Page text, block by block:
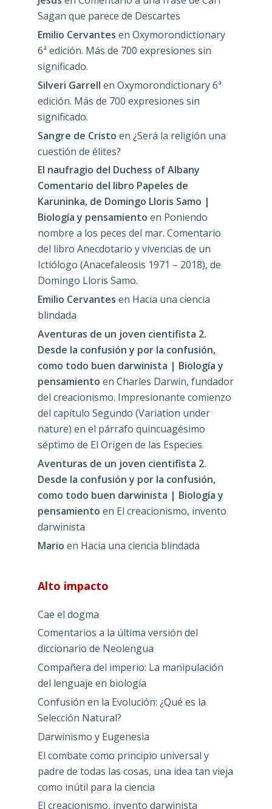
Sagan que parece de Descartes
Emilio Cervantes en Oxymorondictionary
6ª edición. Más de 700 expresiones sin
significado.
Silveri Garrell en Oxymorondictionary 6ª
edición. Más de 700 expresiones sin
significado.
Sangre de Cristo en ¿Será la religión una
cuestión de élites?
El naufragio del Duchess of Albany
Comentario del libro Papeles de
Karuninka, de Domingo Lloris Samo |
Biología y pensamiento en Poniendo
nombre a los peces del mar. Comentario
del libro Anecdotario y vivencias de un
Ictiólogo (Anacefaleosis 1971 – 2018), de
Domingo Lloris Samo.
Emilio Cervantes en Hacia una ciencia
blindada
Aventuras de un joven cientifista 2.
Desde la confusión y por la confusión,
como todo buen darwinista | Biología y
pensamiento en Charles Darwin, fundador
del creacionismo. Impresionante comienzo
del capítulo Segundo (Variation under
nature) en el párrafo quincuagésimo
séptimo de El Origen de las Especies
Aventuras de un joven cientifista 2.
Desde la confusión y por la confusión,
como todo buen darwinista | Biología y
pensamiento en El creacionismo, invento
darwinista
Mario en Hacia una ciencia blindada
Alto impacto
Cae el dogma
Comentarios a la última versión del
diccionario de Neolengua
Compañera del imperio: La manipulación
del lenguaje en biología
Confusión en la Evolución: ¿Qué es la
Selección Natural?
Darwinismo y Eugenesia
El combate como principio universal y
padre de todas las cosas, una idea tan vieja
como inútil para la ciencia
El creacionismo, invento darwinista